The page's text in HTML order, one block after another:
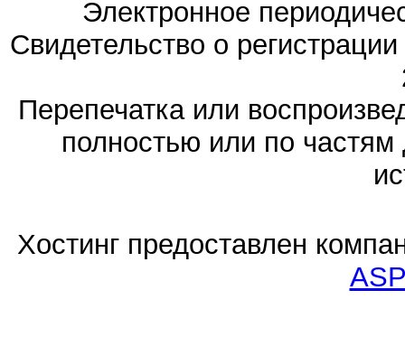
Электронное
Свидетельство о
Перепечатка или
полностью или по частям
Хостинг предоставлен